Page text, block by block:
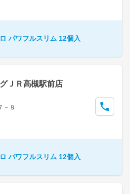
パワフルスリム 12個入
ＪＲ高槻駅前店
－８
パワフルスリム 12個入